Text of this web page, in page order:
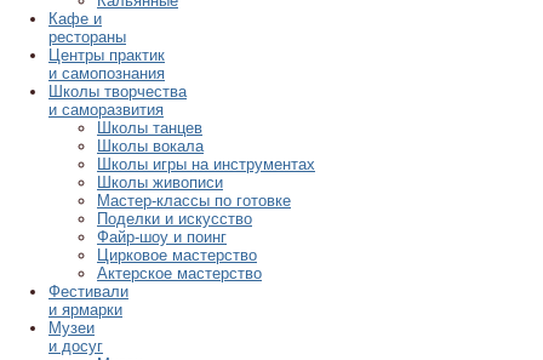
Кафе и
рестораны
Центры практик
и самопознания
Школы творчества
и саморазвития
Школы танцев
Школы вокала
Школы игры на инструментах
Школы живописи
Мастер-классы по готовке
Поделки и искусство
Файр-шоу и поинг
Цирковое мастерство
Актерское мастерство
Фестивали
и ярмарки
Музеи
и досуг